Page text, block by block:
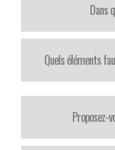
Dans
Quels éléments
Proposez-